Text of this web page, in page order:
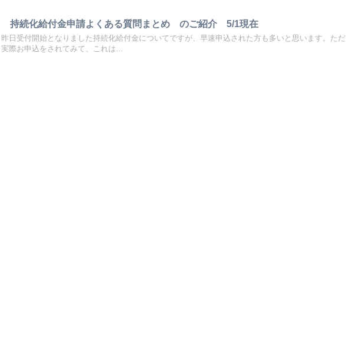
持続化給付金申請よくある質問まとめ のご紹介 5/1現在
昨日受付開始となりました持続化給付金についてですが、早速申込された方も多いと思います。ただ
実際お申込をされてみて、これは...